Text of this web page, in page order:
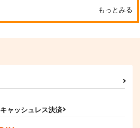
食満留三郎×善法寺伊作
もっとみる
キャッシュレス決済